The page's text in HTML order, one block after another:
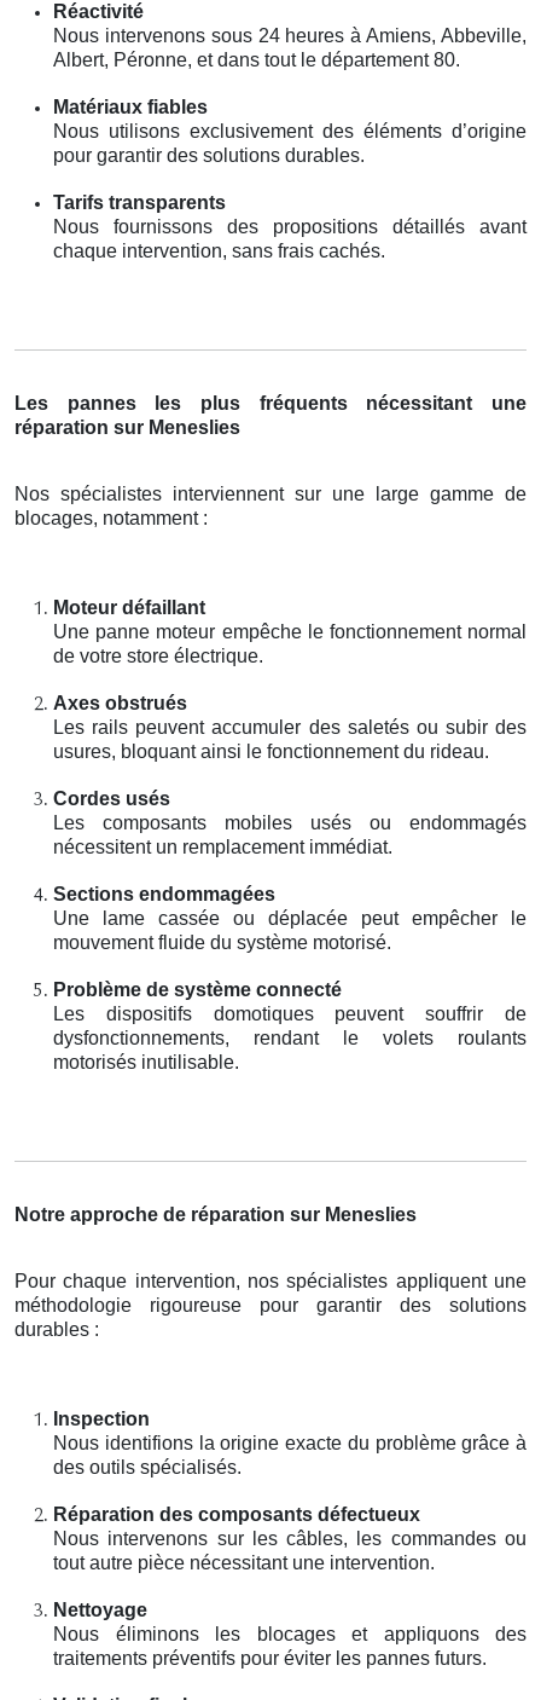
Réactivité
Nous intervenons sous 24 heures à Amiens, Abbeville,
Albert, Péronne, et dans tout le département 80.
Matériaux fiables
Nous utilisons exclusivement des éléments d’origine
pour garantir des solutions durables.
Tarifs transparents
Nous fournissons des propositions détaillés avant
chaque intervention, sans frais cachés.
Les pannes les plus fréquents nécessitant une
réparation sur Meneslies
Nos spécialistes interviennent sur une large gamme de
blocages, notamment :
Moteur défaillant
Une panne moteur empêche le fonctionnement normal
de votre store électrique.
Axes obstrués
Les rails peuvent accumuler des saletés ou subir des
usures, bloquant ainsi le fonctionnement du rideau.
Cordes usés
Les composants mobiles usés ou endommagés
nécessitent un remplacement immédiat.
Sections endommagées
Une lame cassée ou déplacée peut empêcher le
mouvement fluide du système motorisé.
Problème de système connecté
Les dispositifs domotiques peuvent souffrir de
dysfonctionnements, rendant le volets roulants
motorisés inutilisable.
Notre approche de réparation sur Meneslies
Pour chaque intervention, nos spécialistes appliquent une
méthodologie rigoureuse pour garantir des solutions
durables :
Inspection
Nous identifions la origine exacte du problème grâce à
des outils spécialisés.
Réparation des composants défectueux
Nous intervenons sur les câbles, les commandes ou
tout autre pièce nécessitant une intervention.
Nettoyage
Nous éliminons les blocages et appliquons des
traitements préventifs pour éviter les pannes futurs.